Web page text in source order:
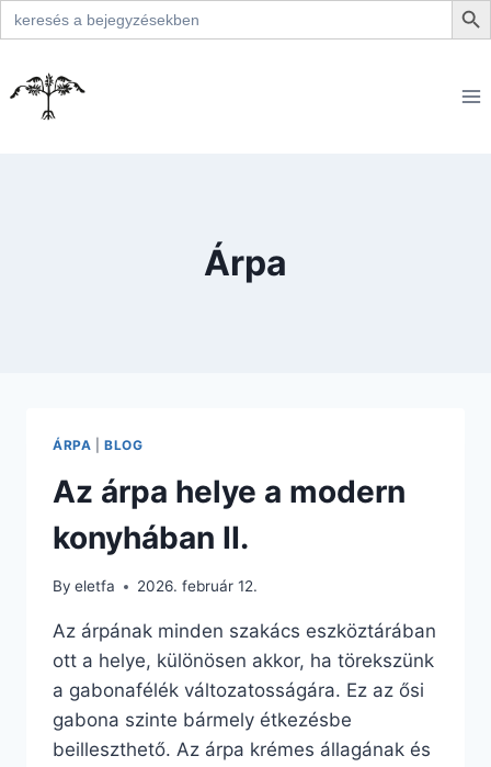
Search
for:
content
Árpa
ÁRPA |BLOG
Az árpa helye a modern
konyhában II.
By eletfa 2026. február 12.
Az árpának minden szakács eszköztárában
ott a helye, különösen akkor, ha törekszünk
a gabonafélék változatosságára. Ez az ősi
gabona szinte bármely étkezésbe
beilleszthető. Az árpa krémes állagának és